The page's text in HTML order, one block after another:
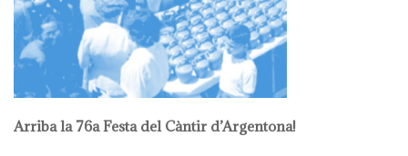
Arriba la 76a Festa del Càntir d’Argentona!